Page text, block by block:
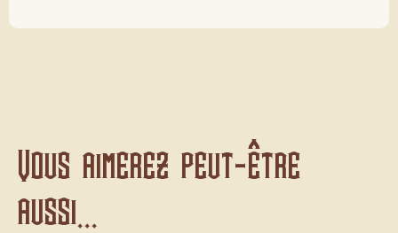
Vous aimerez peut-être
aussi...